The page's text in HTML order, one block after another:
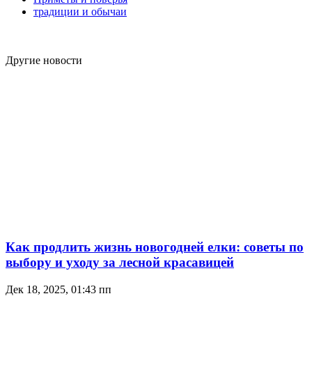
традиции и обычаи
Другие новости
Как продлить жизнь новогодней елки: советы по
выбору и уходу за лесной красавицей
Дек 18, 2025, 01:43 пп